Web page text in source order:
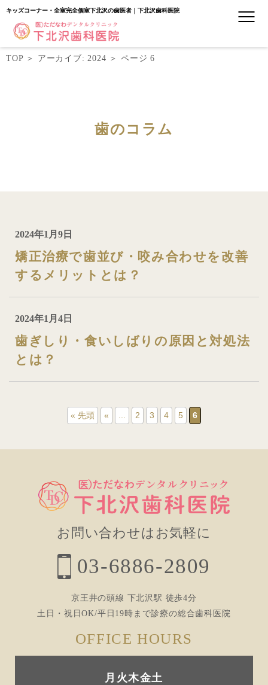
キッズコーナー・全室完全個室下北沢の歯医者｜下北沢歯科医院
TOP＞ アーカイブ: 2024 ＞ページ 6
歯のコラム
2024年1月9日
矯正治療で歯並び・咬み合わせを改善
するメリットとは？
2024年1月4日
歯ぎしり・食いしばりの原因と対処法
とは？
« 先頭 « 2 3 4 5 6
お問い合わせはお気軽に
03-6886-2809
京王井の頭線 下北沢駅 徒歩4分
土日・祝日OK/平日19時まで診療の総合歯科医院
OFFICE HOURS
月火木金土